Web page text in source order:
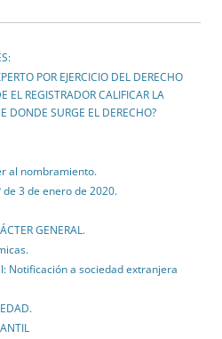
POR EJERCICIO DEL DERECHO
EL REGISTRADOR CALIFICAR LA
DONDE SURGE EL DERECHO?
al nombramiento.
de 3 de enero de 2020.
GENERAL.
Notificación a sociedad extranjera